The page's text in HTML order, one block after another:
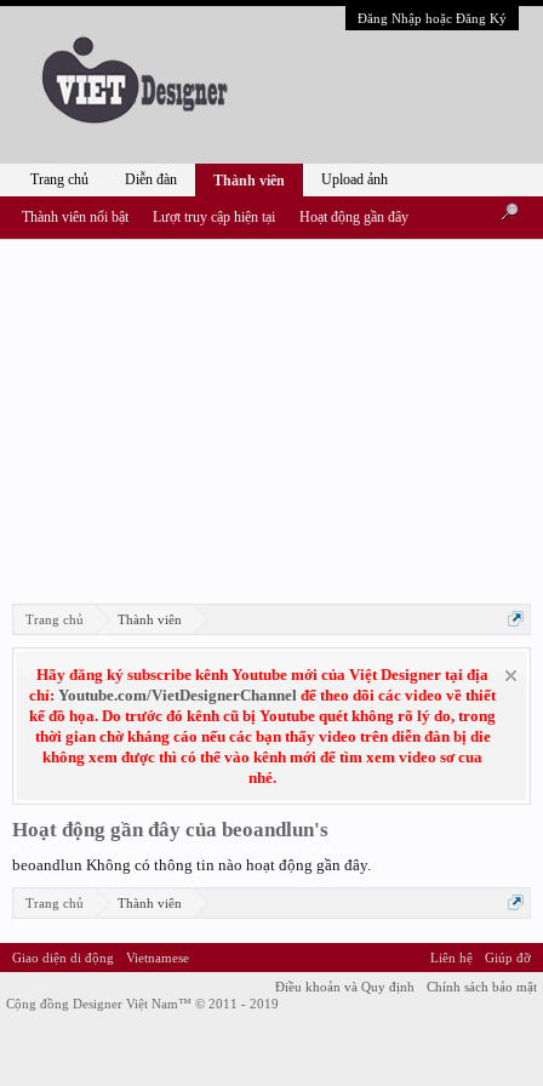
Đăng Nhập hoặc Đăng Ký
Trang chủ Thành viên
Hãy đăng ký subscribe kênh Youtube mới của Việt Designer tại địa
chỉ: Youtube.com/VietDesignerChannel để theo dõi các video về thiết
kế đồ họa. Do trước đó kênh cũ bị Youtube quét không rõ lý do, trong
thời gian chờ kháng cáo nếu các bạn thấy video trên diễn đàn bị die
không xem được thì có thể vào kênh mới để tìm xem video sơ cua
nhé.
Hoạt động gần đây của beoandlun's
beoandlun Không có thông tin nào hoạt động gần đây.
Trang chủ Thành viên
Trang chủ Diễn đàn Thành viên
Thành viên nổi bật Lượt truy cập hiện tại Hoạt động gần đây
Upload ảnh
Giao diện di động Vietnamese Liên hệ
Giúp đỡ
Điều khoản và Quy định
Chính sách bảo mật
Cộng đồng Designer Việt Nam™ © 2011 - 2019